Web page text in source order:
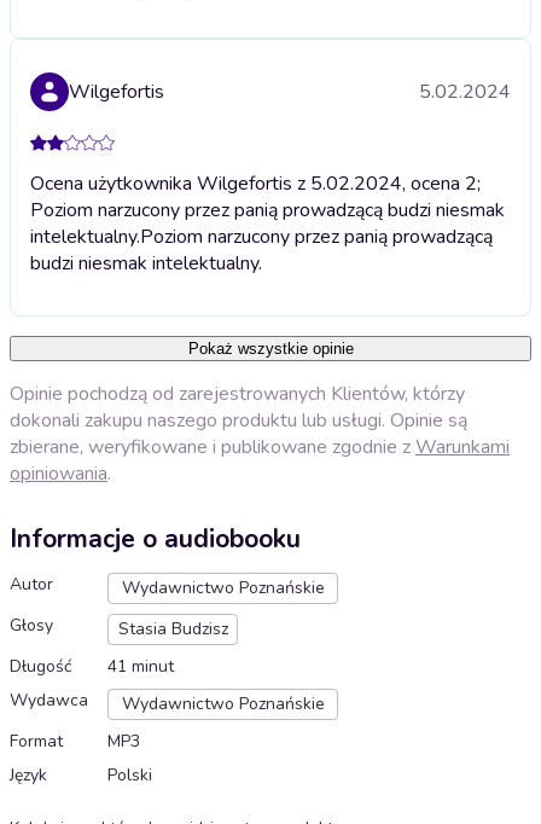
Wilgefortis 5.02.2024
Ocena użytkownika Wilgefortis z 5.02.2024, ocena 2;
Poziom narzucony przez panią prowadzącą budzi niesmak
intelektualny.Poziom narzucony przez panią prowadzącą
budzi niesmak intelektualny.
Pokaż wszystkie opinie
Opinie pochodzą od zarejestrowanych Klientów, którzy
dokonali zakupu naszego produktu lub usługi. Opinie są
zbierane, weryfikowane i publikowane zgodnie zWarunkami
opiniowania.
Informacje o audiobooku
Autor
Wydawnictwo Poznańskie
Głosy
Stasia Budzisz
Długość
41 minut
Wydawca
Wydawnictwo Poznańskie
Format
MP3
Język
Polski